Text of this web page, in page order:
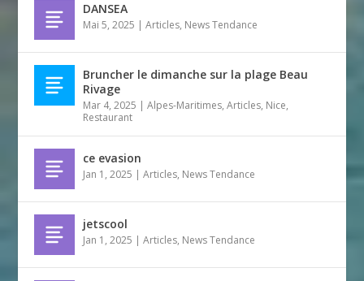
DANSEA
Mai 5, 2025 |Articles, News Tendance
Bruncher le dimanche sur la plage Beau
Rivage
Mar 4, 2025 |Alpes-Maritimes,Articles, Nice,
Restaurant
ce evasion
Jan 1, 2025 |Articles, News Tendance
jetscool
Jan 1, 2025 |Articles, News Tendance